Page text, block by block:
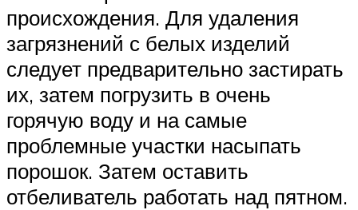
происхождения. Для удаления
загрязнений с белых изделий
следует предварительно застирать
их, затем погрузить в очень
горячую воду и на самые
проблемные участки насыпать
порошок. Затем оставить
отбеливатель работать над пятном.